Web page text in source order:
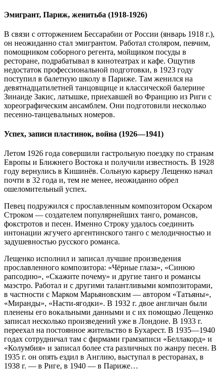
Эмигрант, Париж, женитьба (1918-1926)
В связи с отторжением Бессарабии от России (январь 1918 г.),
он неожиданно стал эмигрантом. Работал столяром, певчим,
помощником соборного регента, мойщиком посуды в
ресторане, подрабатывал в кинотеатрах и кафе. Ощутив
недостаток профессиональной подготовки, в 1923 году
поступил в балетную школу в Париже. Там женился на
девятнадцатилетней танцовщице и классической балерине
Зинаиде Закис, латышке, приехавшей во Францию из Риги с
хореографическим ансамблем. Они подготовили несколько
песенно-танцевальных номеров.
Успех, записи пластинок, война (1926—1941)
Летом 1926 года совершили гастрольную поездку по странам
Европы и Ближнего Востока и получили известность. В 1928
году вернулись в Кишинёв. Сольную карьеру Лещенко начал
почти в 32 года и, тем не менее, неожиданно обрел
ошеломительный успех.
Певец подружился с прославленным композитором Оскаром
Строком — создателем популярнейших танго, романсов,
фокстротов и песен. Именно Строку удалось соединить
интонации жгучего аргентинского танго с мелодичностью и
задушевностью русского романса.
Лещенко исполнил и записал лучшие произведения
прославленного композитора: «Чёрные глаза», «Синюю
рапсодию», «Скажите почему» и другие танго и романсы
маэстро. Работал и с другими талантливыми композиторами,
в частности с Марком Марьяновским — автором «Татьяны»,
«Миранды», «Насти-ягодки». В 1932 г. двое англичан были
пленены его вокальными данными и с их помощью Лещенко
записал несколько произведений уже в Лондоне. В 1933 г.
переехал на постоянное жительство в Бухарест. В 1935—1940
годах сотрудничал там с фирмами грамзаписи «Беллакорд» и
«Колумбия» и записал более ста различных по жанру песен. В
1935 г. он опять ездил в Англию, выступал в ресторанах, в
1938 г. — в Риге, в 1940 — в Париже…